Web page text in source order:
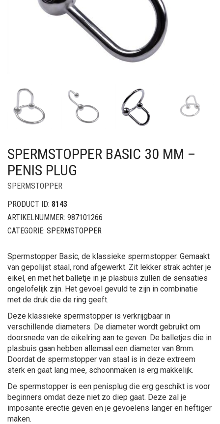
SPERMSTOPPER BASIC 30 MM –
PENIS PLUG
SPERMSTOPPER
PRODUCT ID: 8143
ARTIKELNUMMER: 987101266
CATEGORIE: SPERMSTOPPER
Spermstopper Basic, de klassieke spermstopper. Gemaakt
van gepolijst staal, rond afgewerkt. Zit lekker strak achter je
eikel, en met het balletje in je plasbuis zullen de sensaties
ongelofelijk zijn. Het gevoel gevuld te zijn in combinatie
met de druk die de ring geeft.
Deze klassieke spermstopper is verkrijgbaar in
verschillende diameters. De diameter wordt gebruikt om
doorsnede van de eikelring aan te geven. De balletjes die in
plasbuis gaan hebben allemaal een diameter van 8mm.
Doordat de spermstopper van staal is in deze extreem
sterk en gaat lang mee, schoonmaken is erg makkelijk.
De spermstopper is een penisplug die erg geschikt is voor
beginners omdat deze niet zo diep gaat. Deze zal je
imposante erectie geven en je gevoelens langer en heftiger
maken.